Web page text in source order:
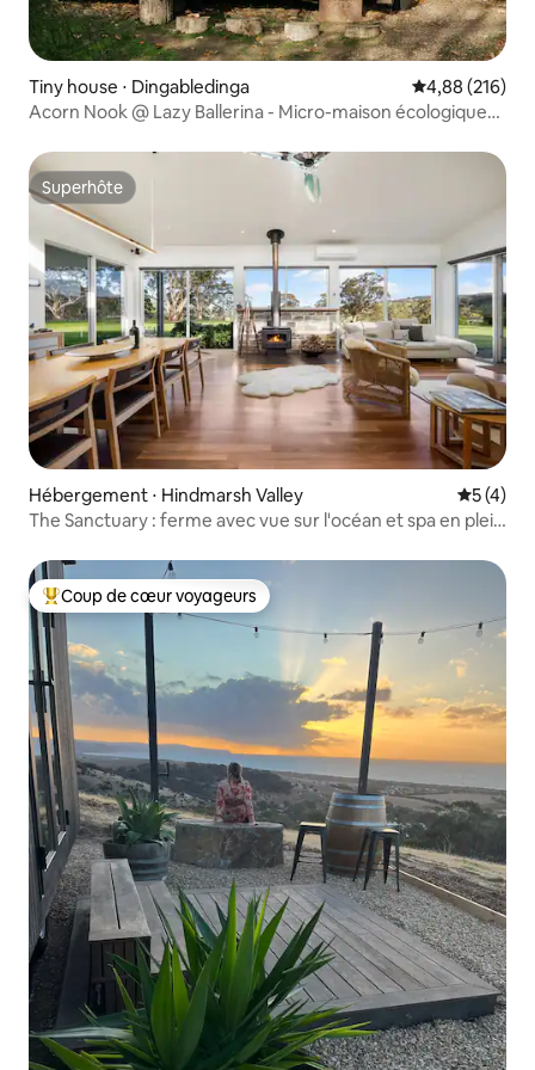
Tiny house ⋅ Dingabledinga Évaluation
4,88 (216)
Acorn Nook @ Lazy Ballerina - Micro-maison écologique
Superhôte
Superhôte
Hébergement ⋅ Hindmarsh Valley
5 (4)
The Sanctuary : ferme avec vue sur l'océan et spa en plein
Coups de cœur voyageurs les plus appréciés
Coup de cœur voyageurs